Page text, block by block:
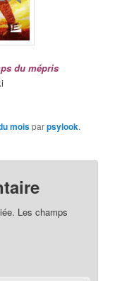
du mépris
moisparpsylook.
Les champs